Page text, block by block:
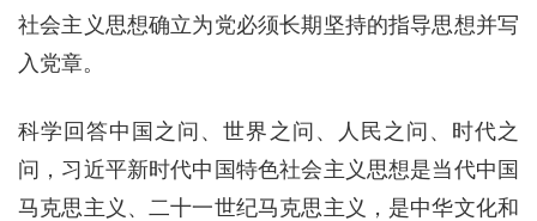
社会主义思想确立为党必须长期坚持的指导思想并写
入党章。
科学回答中国之问、世界之问、人民之问、时代之
问，习近平新时代中国特色社会主义思想是当代中国
马克思主义、二十一世纪马克思主义，是中华文化和